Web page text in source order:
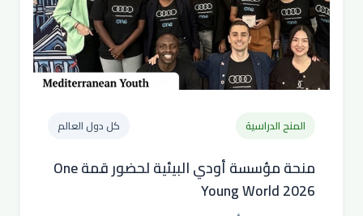
المنح الدراسية كل دول العالم
منحة مؤسسة أودي البيئية لحضور قمة One
Young World 2026